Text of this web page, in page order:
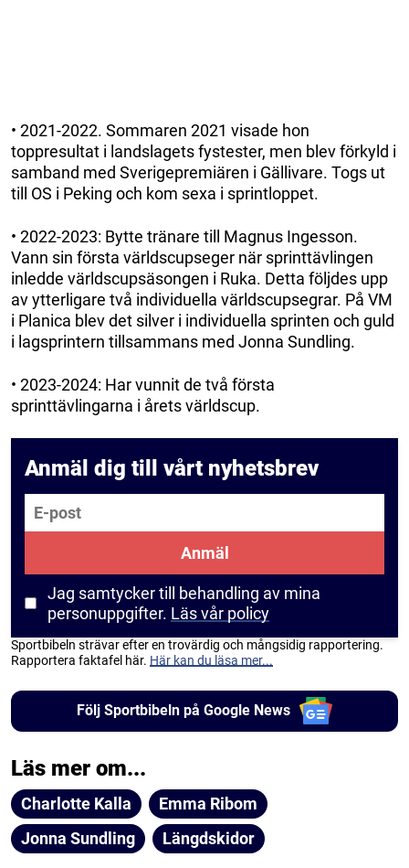
• 2021-2022. Sommaren 2021 visade hon
toppresultat i landslagets fystester, men blev förkyld i
samband med Sverigepremiären i Gällivare. Togs ut
till OS i Peking och kom sexa i sprintloppet.
• 2022-2023: Bytte tränare till Magnus Ingesson.
Vann sin första världscupseger när sprinttävlingen
inledde världscupsäsongen i Ruka. Detta följdes upp
av ytterligare två individuella världscupsegrar. På VM
i Planica blev det silver i individuella sprinten och guld
i lagsprintern tillsammans med Jonna Sundling.
• 2023-2024: Har vunnit de två första
sprinttävlingarna i årets världscup.
Anmäl dig till vårt nyhetsbrev
E-post
Anmäl
Jag samtycker till behandling av mina
personuppgifter. Läs vår policy
Sportbibeln strävar efter en trovärdig och mångsidig rapportering.
Rapportera faktafel här. Här kan du läsa mer...
Följ Sportbibeln på Google News
Läs mer om...
Charlotte Kalla
Emma Ribom
Jonna Sundling
Längdskidor